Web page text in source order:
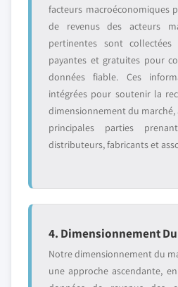
facteurs macroéconomiques
de revenus des acteurs
pertinentes sont
payantes et gratuites pour
données fiable. Ces
intégrées pour soutenir la
dimensionnement du marché,
principales parties
distributeurs, fabricants et
4. Dimensionnement
Notre dimensionnement du
une approche ascendante,